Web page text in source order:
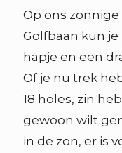
Op ons
Golfbaan kun
hapje en een
Of je nu trek
18 holes, zin
gewoon wilt
in de zon, er is